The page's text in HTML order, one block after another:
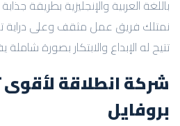
باللغة العربية والإنجليزية بطريقة
نمتلك فريق عمل مثقف وعلى دراية
تتيح له الإبداع والابتكار بصورة
شركة انطلاقة
بروفايل